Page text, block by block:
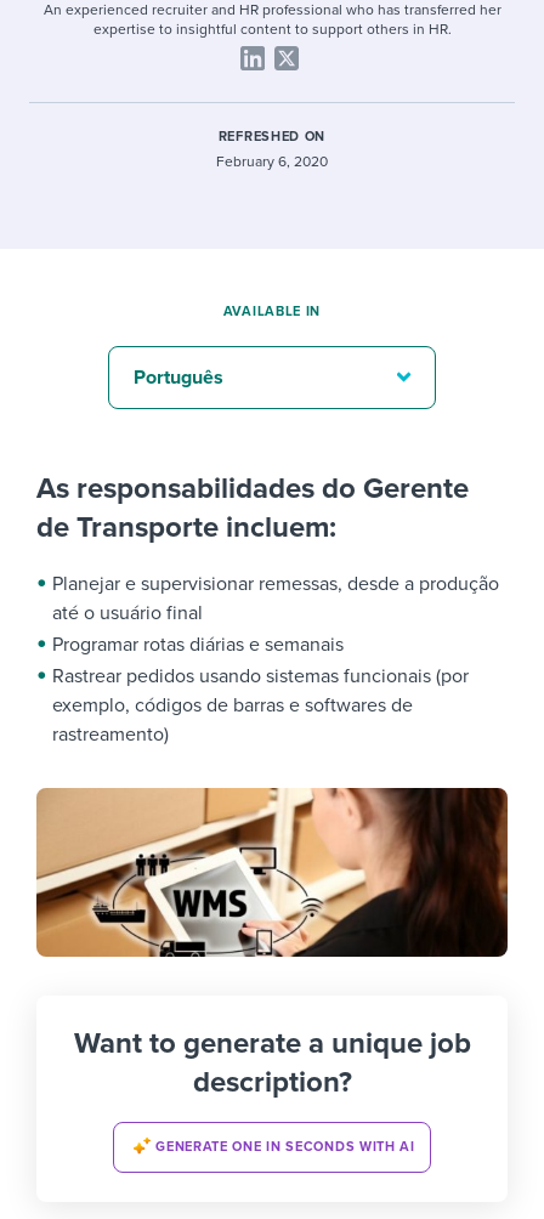
An experienced recruiter and HR professional who has transferred her
expertise to insightful content to support others in HR.
REFRESHED ON
February 6, 2020
As responsabilidades do Gerente
de Transporte incluem:
Planejar e supervisionar remessas, desde a produção
até o usuário final
Programar rotas diárias e semanais
Rastrear pedidos usando sistemas funcionais (por
exemplo, códigos de barras e softwares de
rastreamento)
Want to generate a unique job
description?
GENERATE ONE IN SECONDS WITH AI
AVAILABLE IN
Português